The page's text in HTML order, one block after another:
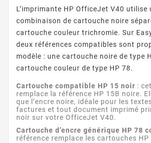
L’imprimante HP OfficeJet V40 utilise
combinaison de cartouche noire
cartouche couleur trichromie. Sur
deux références compatibles sont
modèle : une cartouche noire de type
cartouche couleur de type HP 78.
Cartouche compatible HP 15 noir :
remplace la référence HP 15B noire.
que l’encre noire, idéale pour les
factures et tout document imprimé
noir sur votre OfficeJet V40.
Cartouche d’encre générique HP 78
référence remplace les cartouches HP